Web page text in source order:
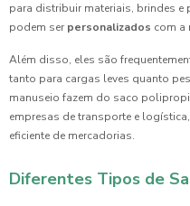
para distribuir materiais, brindes
podem ser personalizados com a
Além disso, eles são
tanto para cargas leves quanto
manuseio fazem do saco
empresas de transporte e
eficiente de mercadorias.
Diferentes Tipos de